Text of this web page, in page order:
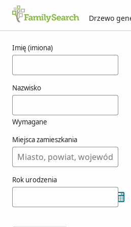
Drzewo
Imię (imiona)
Nazwisko
Wymagane
Miejsca zamieszkania
Rok urodzenia